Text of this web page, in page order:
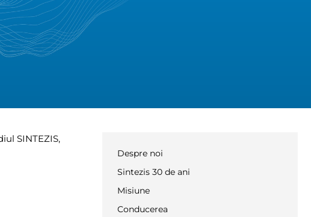
SINTEZIS,
Despre noi
Sintezis 30 de ani
Misiune
Conducerea